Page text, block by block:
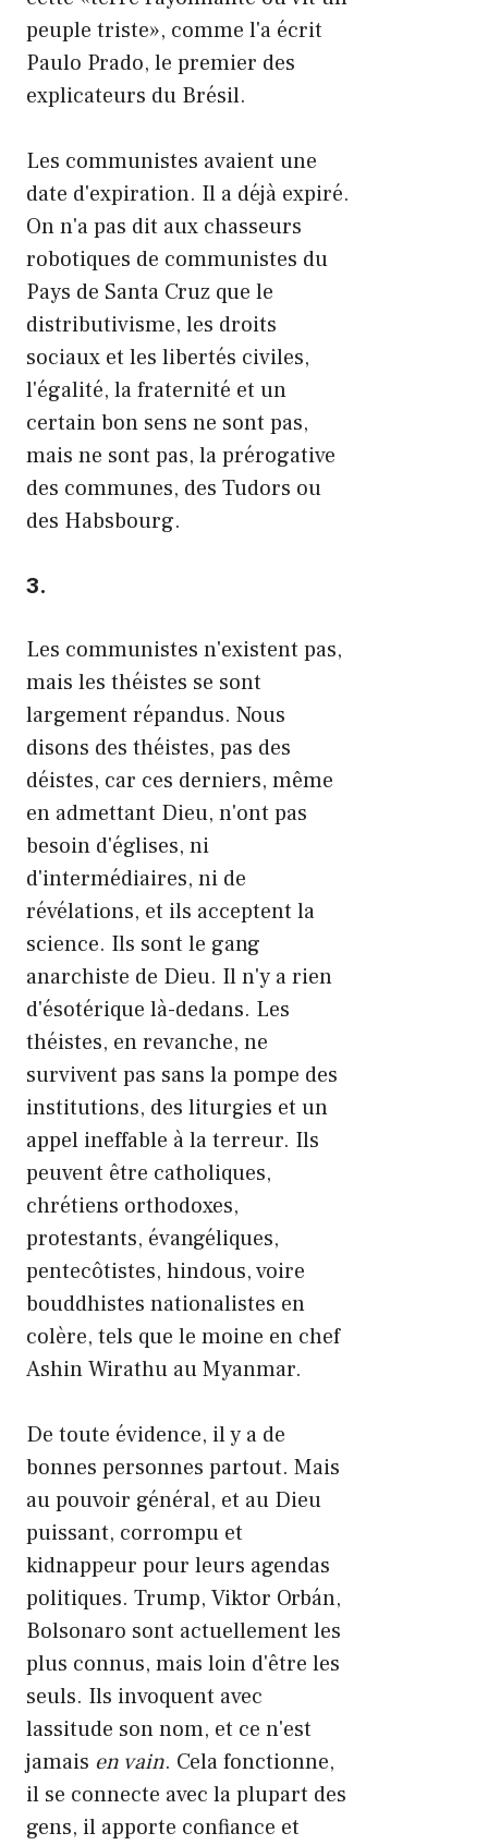
peuple triste», comme l'a écrit
Paulo Prado, le premier des
explicateurs du Brésil.
Les communistes avaient une
date d'expiration. Il a déjà expiré.
On n'a pas dit aux chasseurs
robotiques de communistes du
Pays de Santa Cruz que le
distributivisme, les droits
sociaux et les libertés civiles,
l'égalité, la fraternité et un
certain bon sens ne sont pas,
mais ne sont pas, la prérogative
des communes, des Tudors ou
des Habsbourg.
3.
Les communistes n'existent pas,
mais les théistes se sont
largement répandus. Nous
disons des théistes, pas des
déistes, car ces derniers, même
en admettant Dieu, n'ont pas
besoin d'églises, ni
d'intermédiaires, ni de
révélations, et ils acceptent la
science. Ils sont le gang
anarchiste de Dieu. Il n'y a rien
d'ésotérique là-dedans. Les
théistes, en revanche, ne
survivent pas sans la pompe des
institutions, des liturgies et un
appel ineffable à la terreur. Ils
peuvent être catholiques,
chrétiens orthodoxes,
protestants, évangéliques,
pentecôtistes, hindous, voire
bouddhistes nationalistes en
colère, tels que le moine en chef
Ashin Wirathu au Myanmar.
De toute évidence, il y a de
bonnes personnes partout. Mais
au pouvoir général, et au Dieu
puissant, corrompu et
kidnappeur pour leurs agendas
politiques. Trump, Viktor Orbán,
Bolsonaro sont actuellement les
plus connus, mais loin d'être les
seuls. Ils invoquent avec
lassitude son nom, et ce n'est
jamais en vain. Cela fonctionne,
il se connecte avec la plupart des
gens, il apporte confiance et